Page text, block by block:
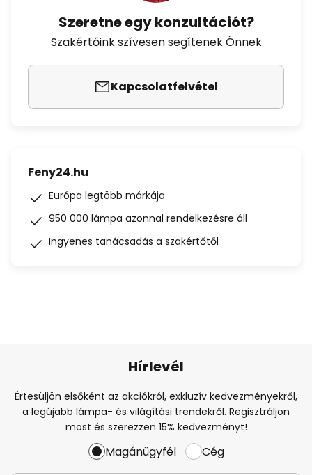
Szeretne egy konzultációt?
Szakértőink szívesen segítenek Önnek
Kapcsolatfelvétel
Feny24.hu
Európa legtöbb márkája
950 000 lámpa azonnal rendelkezésre áll
Ingyenes tanácsadás a szakértőtől
Hírlevél
Értesüljön elsőként az akciókról, exkluzív kedvezményekről,
a legújabb lámpa- és világítási trendekről. Regisztráljon
most és szerezzen 15% kedvezményt!
Magánügyfél Cég